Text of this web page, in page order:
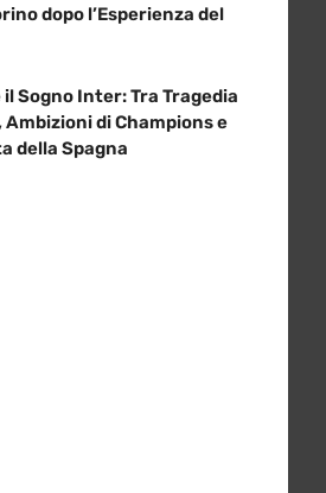
dopo l’Esperienza del
Sogno Inter: Tra Tragedia
Ambizioni di Champions e
della Spagna